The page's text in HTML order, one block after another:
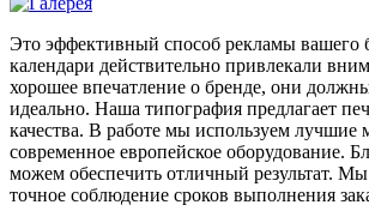
Это эффективный способ рекламы вашего
календари действительно привлекали
хорошее впечатление о бренде, они
идеально. Наша типография предлагает
качества. В работе мы используем лучшие
современное европейское оборудование.
можем обеспечить отличный результат.
точное соблюдение сроков выполнения